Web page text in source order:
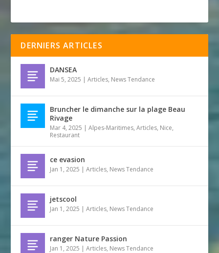
DERNIERS ARTICLES
DANSEA
Mai 5, 2025 |Articles, News Tendance
Bruncher le dimanche sur la plage Beau
Rivage
Mar 4, 2025 |Alpes-Maritimes,Articles, Nice,
Restaurant
ce evasion
Jan 1, 2025 |Articles, News Tendance
jetscool
Jan 1, 2025 |Articles, News Tendance
ranger Nature Passion
Jan 1, 2025 |Articles, News Tendance